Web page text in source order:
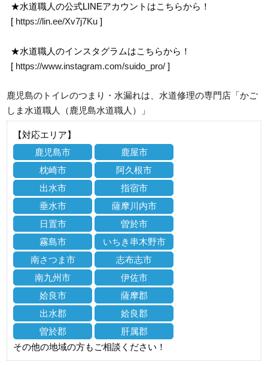
★水道職人の公式LINEアカウントはこちらから！
[ https://lin.ee/Xv7j7Ku ]
★水道職人のインスタグラムはこちらから！
[ https://www.instagram.com/suido_pro/ ]
鹿児島のトイレのつまり・水漏れは、水道修理の専門店「かご
しま水道職人（鹿児島水道職人）」
【対応エリア】
鹿児島市
鹿屋市
枕崎市
阿久根市
出水市
指宿市
垂水市
薩摩川内市
日置市
曽於市
霧島市
いちき串木野市
南さつま市
志布志市
南九州市
伊佐市
姶良市
薩摩郡
出水郡
姶良郡
曽於郡
肝属郡
その他の地域の方もご相談ください！